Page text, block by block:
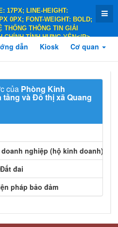
17PX; LINE-HEIGHT:
0PX; FONT-WEIGHT: BOLD;
THÔNG TIN GIẢI
CHÍNH TỈNH HƯNG YÊN</P>
14PX; LINE-HEIGHT:
CHÍNH PHỤC VỤ</P>
dẫn Kiosk Cơ quan
của Phòng Kinh
tầng và Đô thị xã Quang
nghiệp (hộ kinh doanh)
Đất đai
pháp bảo đảm